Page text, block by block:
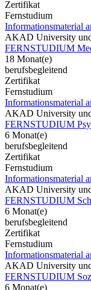
Zertifikat
Fernstudium
Informationsmaterial
AKAD University
FERNSTUDIUM
18 Monat(e)
berufsbegleitend
Zertifikat
Fernstudium
Informationsmaterial
AKAD University
FERNSTUDIUM
6 Monat(e)
berufsbegleitend
Zertifikat
Fernstudium
Informationsmaterial
AKAD University
FERNSTUDIUM
6 Monat(e)
berufsbegleitend
Zertifikat
Fernstudium
Informationsmaterial
AKAD University
FERNSTUDIUM
6 Monat(e)